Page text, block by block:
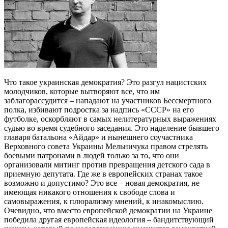
Что такое украинская демократия? Это разгул нацистских
молодчиков, которые вытворяют все, что им
заблагорассудится – нападают на участников Бессмертного
полка, избивают подростка за надпись «СССР» на его
футболке, оскорбляют в самых нелитературных выражениях
судью во время судебного заседания. Это наделение бывшего
главаря батальона «Айдар» и нынешнего соучастника
Верховного совета Украины Мельничука правом стрелять
боевыми патронами в людей только за то, что они
организовали митинг против превращения детского сада в
приемную депутата. Где же в европейских странах такое
возможно и допустимо? Это все – новая демократия, не
имеющая никакого отношения к свободе слова и
самовыражения, к плюрализму мнений, к инакомыслию.
Очевидно, что вместо европейской демократии на Украине
победила другая европейская идеология – бандитствующий